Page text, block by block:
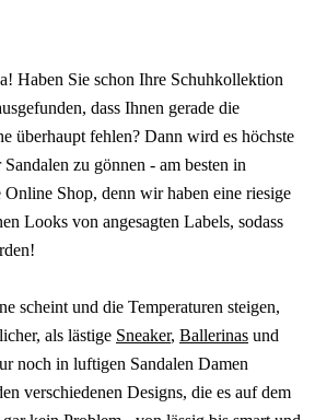
Haben Sie schon Ihre Schuhkollektion
dass Ihnen gerade die
überhaupt fehlen? Dann wird es höchste
zu gönnen - am besten in
Online Shop, denn wir haben eine riesige
Looks von angesagten Labels, sodass
scheint und die Temperaturen steigen,
als lästige Sneaker, Ballerinas und
noch in luftigen Sandalen Damen
verschiedenen Designs, die es auf dem